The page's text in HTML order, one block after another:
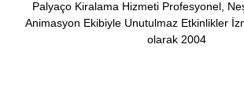
Palyaço Kiralama Hizmeti Profesyonel,
Animasyon Ekibiyle Unutulmaz Etkinlikler
olarak 2004